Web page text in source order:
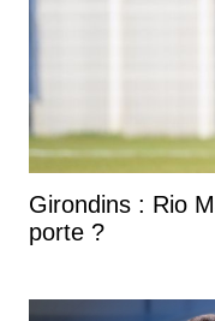
Girondins : Rio
porte ?